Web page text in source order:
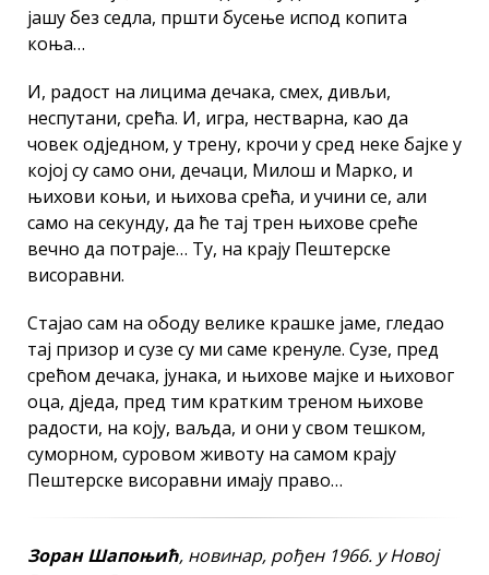
јашу без седла, пршти бусење испод копита
коња…
И, радост на лицима дечака, смех, дивљи,
неспутани, срећа. И, игра, нестварна, као да
човек одједном, у трену, крочи у сред неке бајке у
којој су само они, дечаци, Милош и Марко, и
њихови коњи, и њихова срећа, и учини се, али
само на секунду, да ће тај трен њихове среће
вечно да потраје… Ту, на крају Пештерске
висоравни.
Стајао сам на ободу велике крашке јаме, гледао
тај призор и сузе су ми саме кренуле. Сузе, пред
срећом дечака, јунака, и њихове мајке и њиховог
оца, дједа, пред тим кратким треном њихове
радости, на коју, ваљда, и они у свом тешком,
суморном, суровом животу на самом крају
Пештерске висоравни имају право…
Зоран Шапоњић, новинар, рођен 1966. у Новој